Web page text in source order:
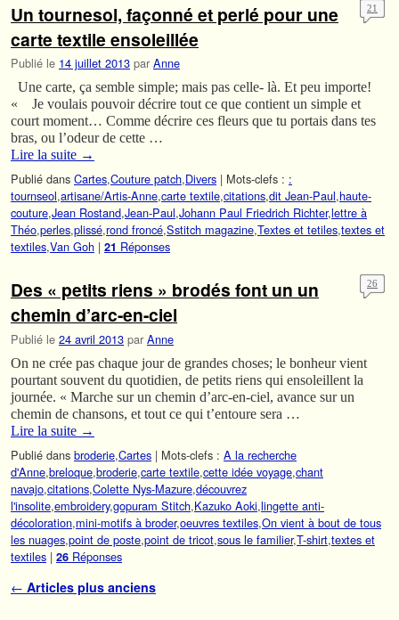
Un tournesol, façonné et perlé pour une
carte textile ensoleillée
Publié le 14 juillet 2013 par Anne
21
Une carte, ça semble simple; mais pas celle- là. Et peu importe!
« Je voulais pouvoir décrire tout ce que contient un simple et
court moment… Comme décrire ces fleurs que tu portais dans tes
bras, ou l’odeur de cette …
Lire la suite →
Publié dans Cartes,Couture patch,Divers | Mots-clefs : :
tournseol,artisane/Artis-Anne,carte textile,citations,dit Jean-Paul,haute-
couture,Jean Rostand,Jean-Paul,Johann Paul Friedrich Richter,lettre à
Théo,perles,plissé,rond froncé,Sstitch magazine,Textes et tetiles,textes et
textiles,Van Goh | 21 Réponses
Des « petits riens » brodés font un un
chemin d’arc-en-ciel
Publié le 24 avril 2013 par Anne
26
On ne crée pas chaque jour de grandes choses; le bonheur vient
pourtant souvent du quotidien, de petits riens qui ensoleillent la
journée. « Marche sur un chemin d’arc-en-ciel, avance sur un
chemin de chansons, et tout ce qui t’entoure sera …
Lire la suite →
Publié dans broderie,Cartes | Mots-clefs : A la recherche
d'Anne,breloque,broderie,carte textile,cette idée voyage,chant
navajo,citations,Colette Nys-Mazure,découvrez
l'insolite,embroidery,gopuram Stitch,Kazuko Aoki,lingette anti-
décoloration,mini-motifs à broder,oeuvres textiles,On vient à bout de tous
les nuages,point de poste,point de tricot,sous le familier,T-shirt,textes et
textiles | 26 Réponses
Navigation des articles
← Articles plus anciens